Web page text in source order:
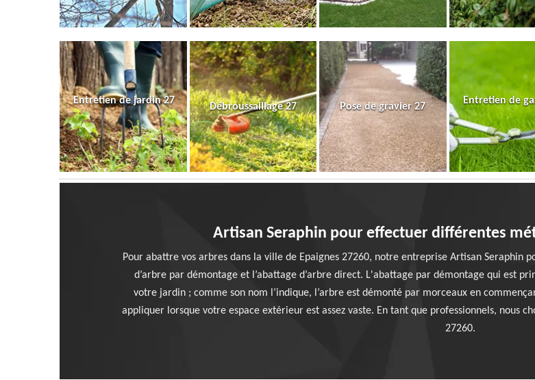
Entretien de jardin 27
Débroussaillage 27 Pose de gravier 27
Entretien de
Artisan Seraphin pour effectuer différentes
Pour abattre vos arbres dans la ville de Epaignes 27260, notre entreprise Artisan Seraphin
d’arbre par démontage et l’abattage d’arbre direct. L'abattage par démontage qui est
votre jardin ; comme son nom l’indique, l’arbre est démonté par morceaux en
appliquer lorsque votre espace extérieur est assez vaste. En tant que professionnels, nous
27260.